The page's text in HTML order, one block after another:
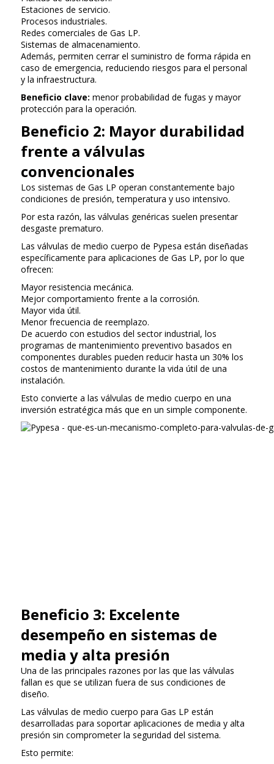
Estaciones de servicio.
Procesos industriales.
Redes comerciales de Gas LP.
Sistemas de almacenamiento.
Además, permiten cerrar el suministro de forma rápida en
caso de emergencia, reduciendo riesgos para el personal
y la infraestructura.
Beneficio clave: menor probabilidad de fugas y mayor
protección para la operación.
Beneficio 2: Mayor durabilidad
frente a válvulas
convencionales
Los sistemas de Gas LP operan constantemente bajo
condiciones de presión, temperatura y uso intensivo.
Por esta razón, las válvulas genéricas suelen presentar
desgaste prematuro.
Las válvulas de medio cuerpo de Pypesa están diseñadas
específicamente para aplicaciones de Gas LP, por lo que
ofrecen:
Mayor resistencia mecánica.
Mejor comportamiento frente a la corrosión.
Mayor vida útil.
Menor frecuencia de reemplazo.
De acuerdo con estudios del sector industrial, los
programas de mantenimiento preventivo basados en
componentes durables pueden reducir hasta un 30% los
costos de mantenimiento durante la vida útil de una
instalación.
Esto convierte a las válvulas de medio cuerpo en una
inversión estratégica más que en un simple componente.
Beneficio 3: Excelente
desempeño en sistemas de
media y alta presión
Una de las principales razones por las que las válvulas
fallan es que se utilizan fuera de sus condiciones de
diseño.
Las válvulas de medio cuerpo para Gas LP están
desarrolladas para soportar aplicaciones de media y alta
presión sin comprometer la seguridad del sistema.
Esto permite: